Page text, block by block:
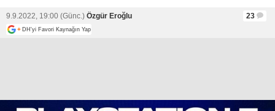
9.9.2022, 19:00 (Günc.) Özgür Eroğlu 23
+ DH'yi Favori Kaynağın Yap